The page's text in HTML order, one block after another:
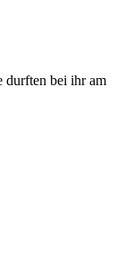
durften bei ihr am